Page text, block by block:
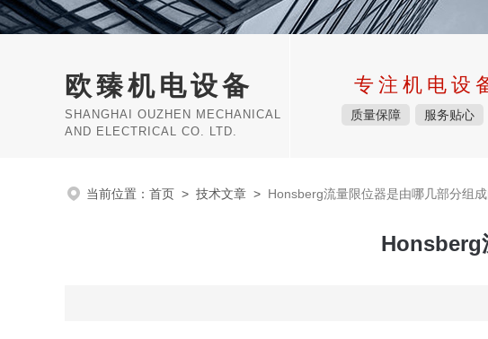
欧臻机电设备
SHANGHAI OUZHEN MECHANICAL
AND ELECTRICAL CO. LTD.
专注机电设
质量保障 服务贴心
当前位置： 首页 > 技术文章 > Honsberg流量限位器是由哪几部分组成
Honsberg